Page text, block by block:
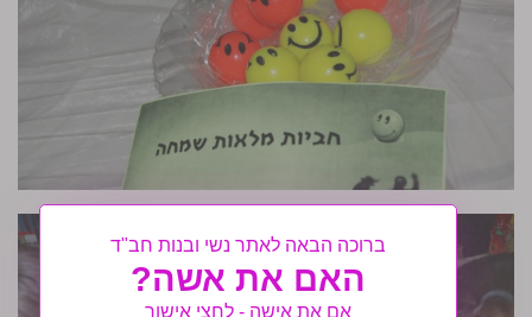
ברוכה הבאה לאתר נשי ובנות חב"ד
האם את אשה?
אם את אישה - לחצי אישור